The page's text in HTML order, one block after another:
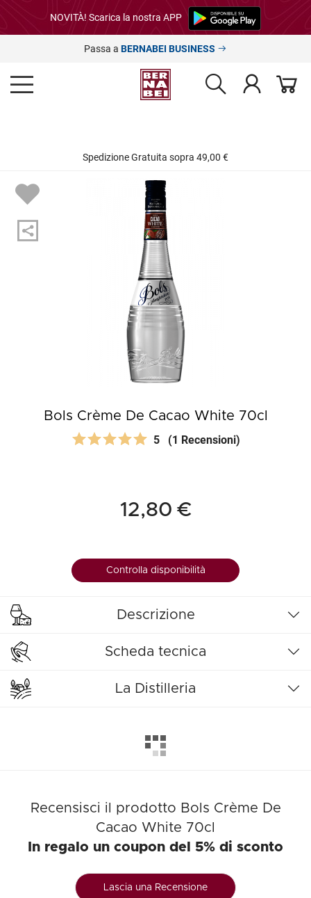
NOVITÀ! Scarica la nostra APP
Passa a BERNABEI BUSINESS
Spedizione Gratuita sopra 49,00 €
Bols Crème De Cacao White 70cl
5 (1 Recensioni)
12,80 €
Controlla disponibilità
Descrizione
Scheda tecnica
La Distilleria
Recensisci il prodotto Bols Crème De
Cacao White 70cl
In regalo un coupon del 5% di sconto
Lascia una Recensione